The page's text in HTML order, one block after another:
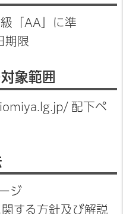
「AA」に準
期限
象範囲
配下ペ
ジ
する方針及び解説